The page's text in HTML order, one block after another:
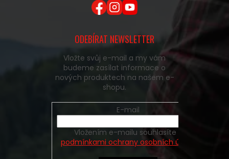
ODEBÍRAT NEWSLETTER
Vložte svůj e-mail a my vám
budeme zasílat informace o
nových produktech na našem e-
shopu.
E-mail
podmínkami ochrany osobních údajů